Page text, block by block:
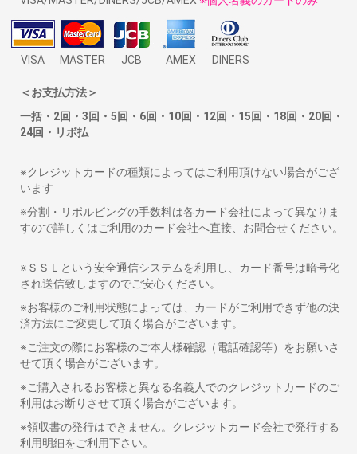
VISA MASTER JCB AMEX DINERS
＜お支払方法＞
一括・2回・3回・5回・6回・10回・12回・15回・18回・20回・
24回・リボ払
※クレジットカードの種類によってはご利用頂けない場合がござ
います
※分割・リボルビングの手数料は各カード会社によって異なりま
すので詳しくはご利用のカード会社へ直接、お問合せください。
※ＳＳＬという安全通信システムを利用し、カード番号は暗号化
され送信致しますのでご安心ください。
※お客様のご利用状態によっては、カードがご利用できず他の決
済方法にご変更して頂く場合がございます。
※ご注文の際にお客様のご本人様確認（電話確認等）をお願いさ
せて頂く場合がございます。
※ご購入されるお客様と異なる名義人でのクレジットカードのご
利用はお断りさせて頂く場合がございます。
※領収書の発行はできません。クレジットカード会社で発行する
利用明細をご利用下さい。